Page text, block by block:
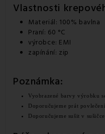
Vlastnosti
Materiál: 100% bavlna
Praní: 60 °C
výrobce: EMI
zapínání: zip
Poznámka:
Vyobrazené barvy výrobku
Doporučujeme prát
Doporučujeme sušit v